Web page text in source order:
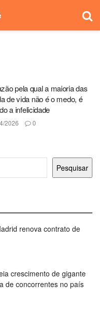
pela qual a maioria das
de vida não é o medo, é
a infelicidade
2026 0
Pesquisar
renova contrato de
crescimento de gigante
de concorrentes no país